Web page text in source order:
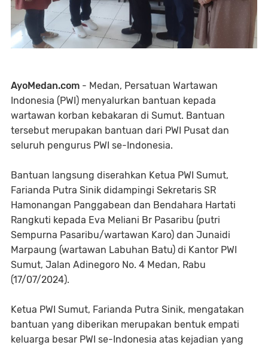
AyoMedan.com - Medan, Persatuan Wartawan
Indonesia (PWI) menyalurkan bantuan kepada
wartawan korban kebakaran di Sumut. Bantuan
tersebut merupakan bantuan dari PWI Pusat dan
seluruh pengurus PWI se-Indonesia.
Bantuan langsung diserahkan Ketua PWI Sumut,
Farianda Putra Sinik didampingi Sekretaris SR
Hamonangan Panggabean dan Bendahara Hartati
Rangkuti kepada Eva Meliani Br Pasaribu (putri
Sempurna Pasaribu/wartawan Karo) dan Junaidi
Marpaung (wartawan Labuhan Batu) di Kantor PWI
Sumut, Jalan Adinegoro No. 4 Medan, Rabu
(17/07/2024).
Ketua PWI Sumut, Farianda Putra Sinik, mengatakan
bantuan yang diberikan merupakan bentuk empati
keluarga besar PWI se-Indonesia atas kejadian yang